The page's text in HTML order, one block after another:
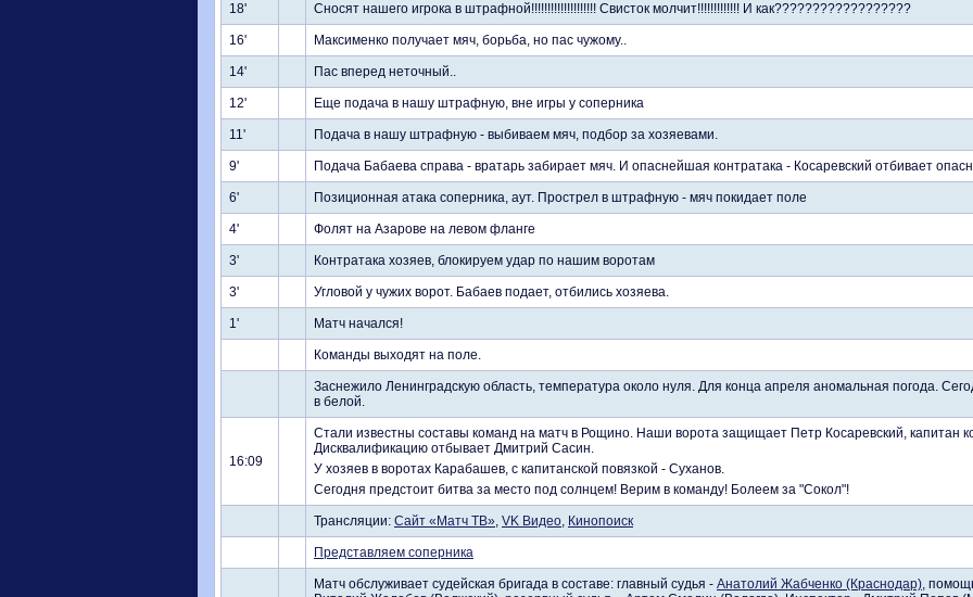
18' Сносят нашего игрока в штрафной!!!!!!!!!!!!!!!!!!!! Свисток молчит!!!!!!!!!!!!! И как??????????????????
16' Максименко получает мяч, борьба, но пас чужому..
14' Пас вперед неточный..
12' Еще подача в нашу штрафную, вне игры у соперника
11' Подача в нашу штрафную - выбиваем мяч, подбор за хозяевами.
9' Подача Бабаева справа - вратарь забирает мяч. И опаснейшая контратака - Косаревский отбивает
6' Позиционная атака соперника, аут. Прострел в штрафную - мяч покидает поле
4' Фолят на Азарове на левом фланге
3' Контратака хозяев, блокируем удар по нашим воротам
3' Угловой у чужих ворот. Бабаев подает, отбились хозяева.
1' Матч начался!
Команды выходят на поле.
Заснежило Ленинградскую область, температура около нуля. Для конца апреля аномальная погода.
в белой.
16:09
Стали известны составы команд на матч в Рощино. Наши ворота защищает Петр Косаревский, капитан
Дисквалификацию отбывает Дмитрий Сасин.
У хозяев в воротах Карабашев, с капитанской повязкой - Суханов.
Сегодня предстоит битва за место под солнцем! Верим в команду! Болеем за "Сокол"!
Трансляции: Сайт «Матч ТВ», VK Видео, Кинопоиск
Представляем соперника
Матч обслуживает судейская бригада в составе: главный судья - Анатолий Жабченко (Краснодар),